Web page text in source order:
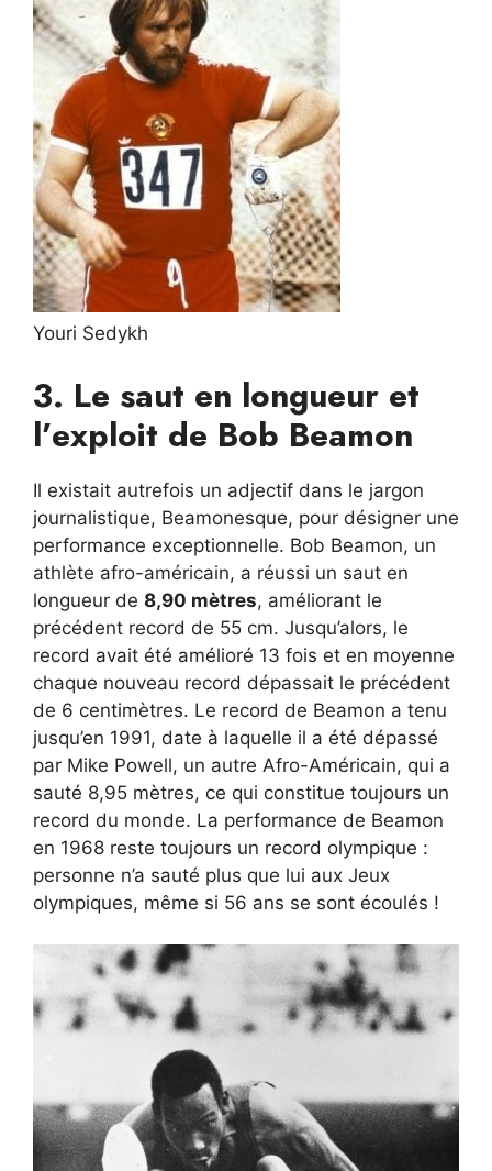
Youri Sedykh
3. Le saut en longueur et
l’exploit de Bob Beamon
Il existait autrefois un adjectif dans le jargon
journalistique, Beamonesque, pour désigner une
performance exceptionnelle. Bob Beamon, un
athlète afro-américain, a réussi un saut en
longueur de 8,90 mètres, améliorant le
précédent record de 55 cm. Jusqu’alors, le
record avait été amélioré 13 fois et en moyenne
chaque nouveau record dépassait le précédent
de 6 centimètres. Le record de Beamon a tenu
jusqu’en 1991, date à laquelle il a été dépassé
par Mike Powell, un autre Afro-Américain, qui a
sauté 8,95 mètres, ce qui constitue toujours un
record du monde. La performance de Beamon
en 1968 reste toujours un record olympique :
personne n’a sauté plus que lui aux Jeux
olympiques, même si 56 ans se sont écoulés !